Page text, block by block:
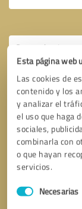
Esta página web
Las cookies de
contenido y los
y analizar el
el uso que haga
sociales,
combinarla con
o que hayan
servicios.
Selección
de
Necesarias
Solicitar una